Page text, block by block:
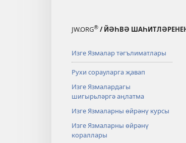
JW.ORG® / ЙӘҺВӘ
Изге Язмалар тәгълиматлары
Рухи сорауларга җавап
Изге Язмалардагы
шигырьләргә аңлатма
Изге Язмаларны өйрәнү курсы
Изге Язмаларны өйрәнү
кораллары